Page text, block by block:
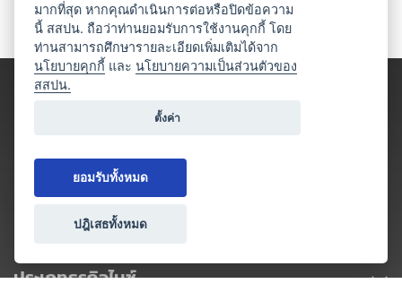
ประเภทธุรกิจไมซ์
มากที่สุด หากคุณดำเนินการต่อหรือปิดข้อความ
นี้ สสปน. ถือว่าท่านยอมรับการใช้งานคุกกี้ โดย
ท่านสามารถศึกษารายละเอียดเพิ่มเติมได้จาก
นโยบายคุกกี้ และนโยบายความเป็นส่วนตัวของ
สสปน.
ตั้งค่า
ยอมรับทั้งหมด
ปฎิเสธทั้งหมด